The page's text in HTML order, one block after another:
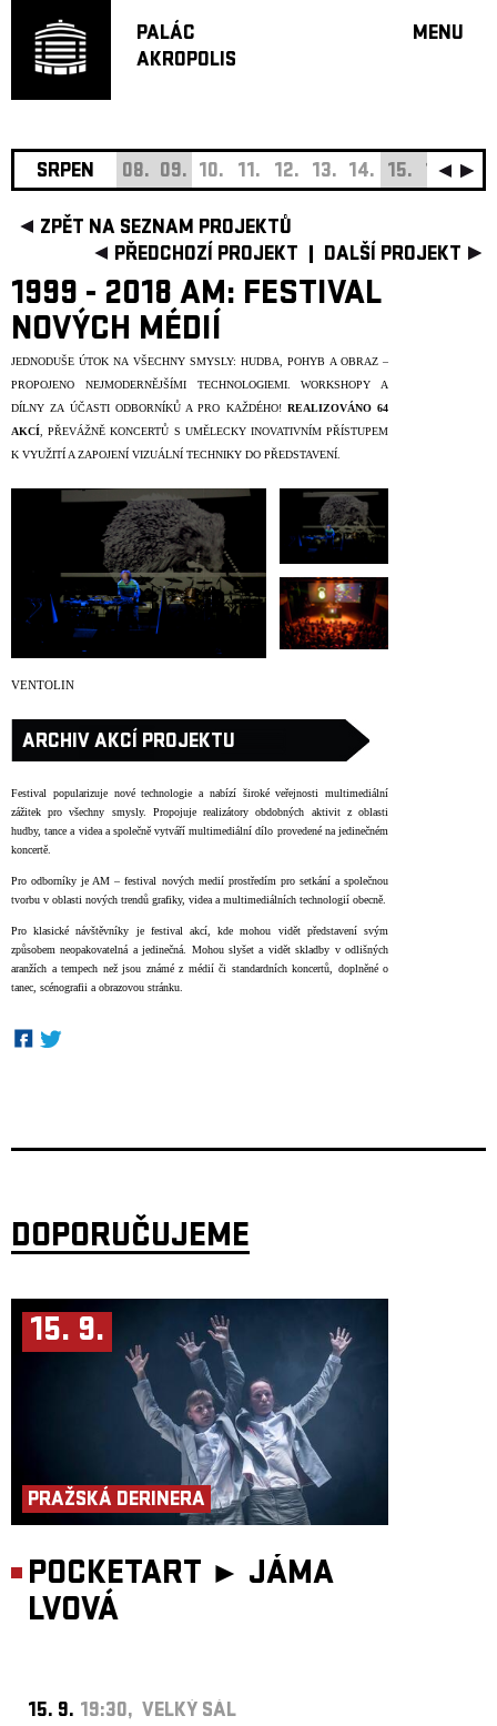
PALÁC
AKROPOLIS
MENU
JAZZ
HUDBA
SRPEN 08. 09. 10. 11. 12. 13. 14. 15. 16. 17.
ZPĚT NA SEZNAM PROJEKTŮ
PŘEDCHOZÍ PROJEKT
DALŠÍ PROJEKT
1999 - 2018 AM: FESTIVAL
NOVÝCH MÉDIÍ
JEDNODUŠE ÚTOK NA VŠECHNY SMYSLY: HUDBA, POHYB A OBRAZ –
PROPOJENO NEJMODERNĚJŠÍMI TECHNOLOGIEMI. WORKSHOPY A
DÍLNY ZA ÚČASTI ODBORNÍKŮ A PRO KAŽDÉHO! REALIZOVÁNO 64
AKCÍ , PŘEVÁŽNĚ KONCERTŮ S UMĚLECKY INOVATIVNÍM PŘÍSTUPEM
K VYUŽITÍ A ZAPOJENÍ VIZUÁLNÍ TECHNIKY DO PŘEDSTAVENÍ.
VENTOLIN
ARCHIV AKCÍ PROJEKTU
Festival popularizuje nové technologie a nabízí široké veřejnosti multimediální
zážitek pro všechny smysly. Propojuje realizátory obdobných aktivit z oblasti
hudby, tance a videa a společně vytváří multimediální dílo provedené na jedinečném
koncertě.
Pro odborníky je AM – festival nových medií prostředím pro setkání a společnou
tvorbu v oblasti nových trendů grafiky, videa a multimediálních technologií obecně.
Pro klasické návštěvníky je festival akcí, kde mohou vidět představení svým
způsobem neopakovatelná a jedinečná. Mohou slyšet a vidět skladby v odlišných
aranžích a tempech než jsou známé z médií či standardních koncertů, doplněné o
tanec, scénografii a obrazovou stránku.
DOPORUČUJEME
15. 9.
PRAŽSKÁ DERINERA
POCKETART ► JÁMA
LVOVÁ
15. 9. 19:30, VELKÝ SÁL